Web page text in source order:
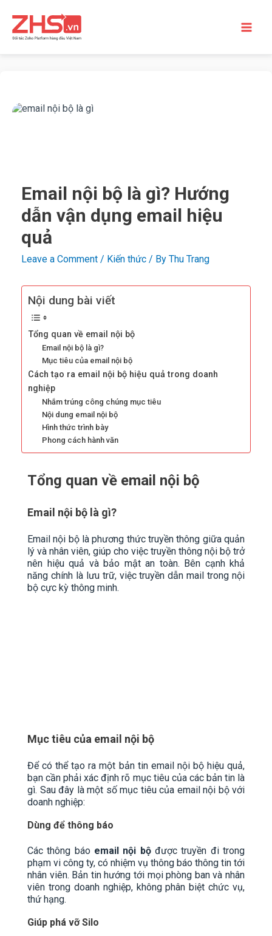
Email nội bộ là gì? Hướng
dẫn vận dụng email hiệu
quả
Leave a Comment / Kiến thức / By Thu Trang
Nội dung bài viết
Tổng quan về email nội bộ
Email nội bộ là gì?
Mục tiêu của email nội bộ
Cách tạo ra email nội bộ hiệu quả trong doanh
nghiệp
Nhắm trúng công chúng mục tiêu
Nội dung email nội bộ
Hình thức trình bày
Phong cách hành văn
Tổng quan về email nội bộ
Email nội bộ là gì?
Email nội bộ là phương thức truyền thông giữa quản
lý và nhân viên, giúp cho việc truyền thông nội bộ trở
nên hiệu quả và bảo mật an toàn. Bên cạnh khả
năng chính là lưu trữ, việc truyền dẫn mail trong nội
bộ cực kỳ thông minh.
Mục tiêu của email nội bộ
Để có thể tạo ra một bản tin email nội bộ hiệu quả,
bạn cần phải xác định rõ mục tiêu của các bản tin là
gì. Sau đây là một số mục tiêu của email nội bộ với
doanh nghiệp:
Dùng để thông báo
Các thông báo email nội bộ được truyền đi trong
phạm vi công ty, có nhiệm vụ thông báo thông tin tới
nhân viên. Bản tin hướng tới mọi phòng ban và nhân
viên trong doanh nghiệp, không phân biệt chức vụ,
thứ hạng.
Giúp phá vỡ Silo